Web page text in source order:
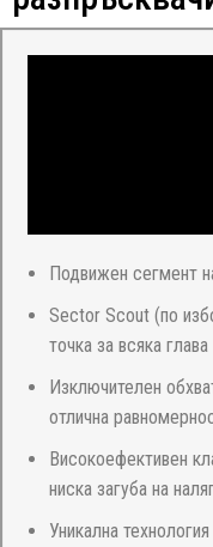
Подвижен сегмент
Sector Scout (по
точка за всяка глава
Изключителен
отлична
Високоефективен
ниска загуба на
Уникална